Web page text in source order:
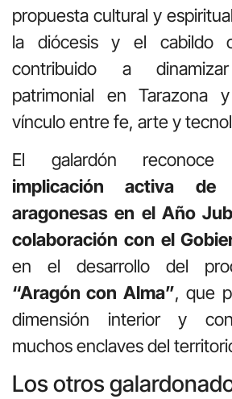
propuesta cultural y
la diócesis y el cabildo
contribuido a
patrimonial en Tarazona
vínculo entre fe, arte y
El galardón reconoce
implicación activa de
aragonesas en el Año
colaboración con el
en el desarrollo del
“Aragón con Alma”, que
dimensión interior y
muchos enclaves del
Los otros